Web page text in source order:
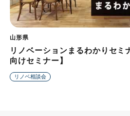
山形県
リノベーションまるわかりセミ
向けセミナー】
リノベ相談会